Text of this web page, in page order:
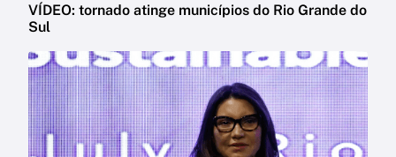
VÍDEO: tornado atinge municípios do Rio Grande do
Sul